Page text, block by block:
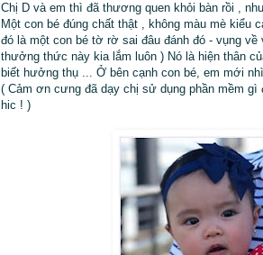
Chị D và em thì đã thương quen khỏi bàn rồi ,
Một con bé đúng chất thật , không màu mè kiểu
đó là một con bé tờ rờ sai đâu đánh đó - vụng
thưởng thức này kia lắm luôn ) Nó là hiện thân
biết hưởng thụ ... Ở bên cạnh con bé, em mới
( Cảm ơn cưng đã dạy chị sử dụng phần mềm
hic ! )